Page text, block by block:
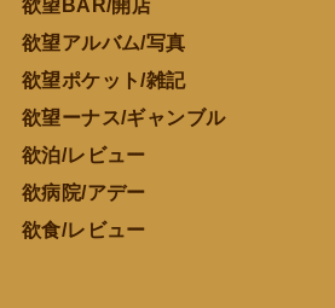
欲望BAR/開店
欲望アルバム/写真
欲望ポケット/雑記
欲望ーナス/ギャンブル
欲泊/レビュー
欲病院/アデー
欲食/レビュー